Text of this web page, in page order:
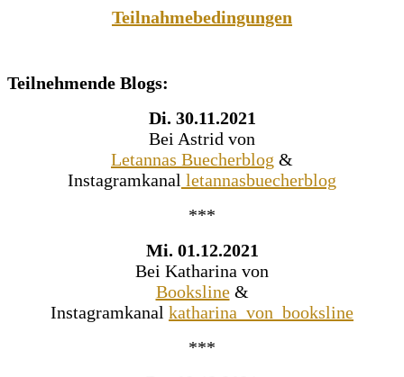
Teilnahmebedingungen
Teilnehmende Blogs:
Di. 30.11.2021
Bei Astrid von
Letannas Buecherblog &
Instagramkanal letannasbuecherblog
***
Mi. 01.12.2021
Bei Katharina von
Booksline&
Instagramkanal katharina_von_booksline
***